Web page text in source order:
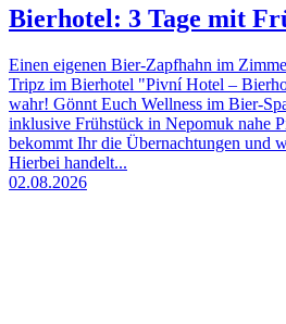
Bierhotel: 3 Tage mit
Einen eigenen Bier-Zapfhahn im
Tripz im Bierhotel "Pivní Hotel –
wahr! Gönnt Euch Wellness im Bier-
inklusive Frühstück in Nepomuk nahe
bekommt Ihr die Übernachtungen und
Hierbei handelt...
02.08.2026